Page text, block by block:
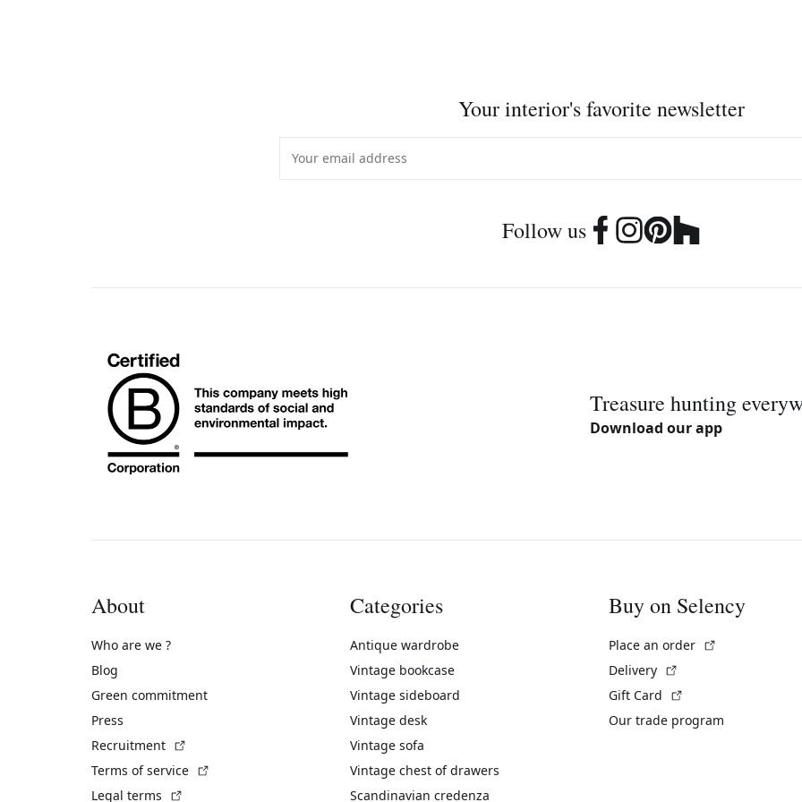
Your interior's favorite newsletter
Follow us
Treasure hunting
Download our app
About
Who are we ?
Blog
Green commitment
Press
Recruitment
Terms of service
Legal terms
Categories
Antique wardrobe
Vintage bookcase
Vintage sideboard
Vintage desk
Vintage sofa
Vintage chest of drawers
Scandinavian credenza
Buy on Selency
Place an order
Delivery
Gift Card
Our trade program